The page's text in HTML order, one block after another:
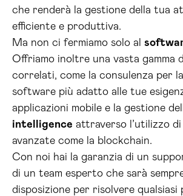
che renderà la gestione della tua
efficiente e produttiva.
Ma non ci fermiamo solo al
Offriamo inoltre una vasta gamma
correlati, come la consulenza per la
software più adatto alle tue
applicazioni mobile e la gestione
intelligence attraverso l’utilizzo
avanzate come la blockchain.
Con noi hai la garanzia di un
di un team esperto che sarà
disposizione per risolvere qualsiasi